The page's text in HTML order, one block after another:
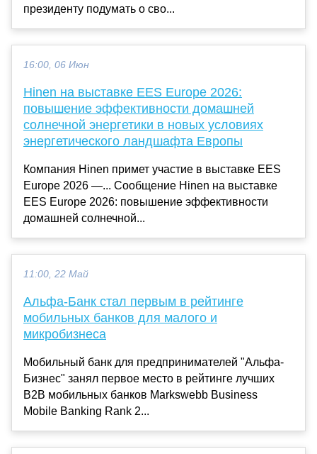
президенту подумать о сво...
16:00, 06 Июн
Hinen на выставке EES Europe 2026:
повышение эффективности домашней
солнечной энергетики в новых условиях
энергетического ландшафта Европы
Компания Hinen примет участие в выставке EES
Europe 2026 —... Сообщение Hinen на выставке
EES Europe 2026: повышение эффективности
домашней солнечной...
11:00, 22 Май
Альфа-Банк стал первым в рейтинге
мобильных банков для малого и
микробизнеса
Мобильный банк для предпринимателей "Альфа-
Бизнес" занял первое место в рейтинге лучших
В2В мобильных банков Markswebb Business
Mobile Banking Rank 2...